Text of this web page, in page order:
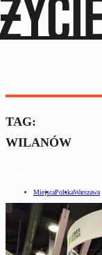
TAG:
WILANÓW
MiejscaPolskaWarszawa